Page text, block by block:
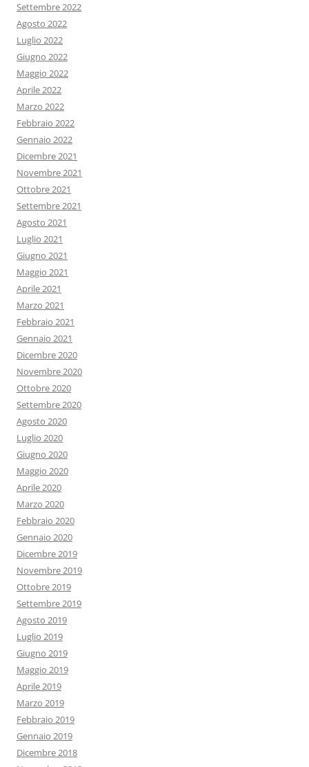
Settembre 2022
Agosto 2022
Luglio 2022
Giugno 2022
Maggio 2022
Aprile 2022
Marzo 2022
Febbraio 2022
Gennaio 2022
Dicembre 2021
Novembre 2021
Ottobre 2021
Settembre 2021
Agosto 2021
Luglio 2021
Giugno 2021
Maggio 2021
Aprile 2021
Marzo 2021
Febbraio 2021
Gennaio 2021
Dicembre 2020
Novembre 2020
Ottobre 2020
Settembre 2020
Agosto 2020
Luglio 2020
Giugno 2020
Maggio 2020
Aprile 2020
Marzo 2020
Febbraio 2020
Gennaio 2020
Dicembre 2019
Novembre 2019
Ottobre 2019
Settembre 2019
Agosto 2019
Luglio 2019
Giugno 2019
Maggio 2019
Aprile 2019
Marzo 2019
Febbraio 2019
Gennaio 2019
Dicembre 2018